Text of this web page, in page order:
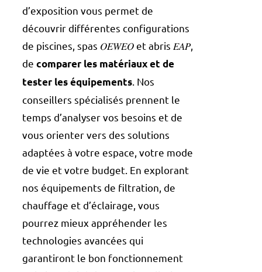
d’exposition vous permet de
découvrir différentes configurations
de piscines, spas 𝑂𝐸𝑊𝐸𝑂 et abris 𝐸𝐴𝑃,
de comparer les matériaux et de
tester les équipements . Nos
conseillers spécialisés prennent le
temps d’analyser vos besoins et de
vous orienter vers des solutions
adaptées à votre espace, votre mode
de vie et votre budget. En explorant
nos équipements de filtration, de
chauffage et d’éclairage, vous
pourrez mieux appréhender les
technologies avancées qui
garantiront le bon fonctionnement